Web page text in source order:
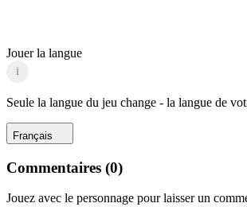
Jouer la langue
i
Seule la langue du jeu change - la langue de
Français
Commentaires (0)
Jouez avec le personnage pour laisser un